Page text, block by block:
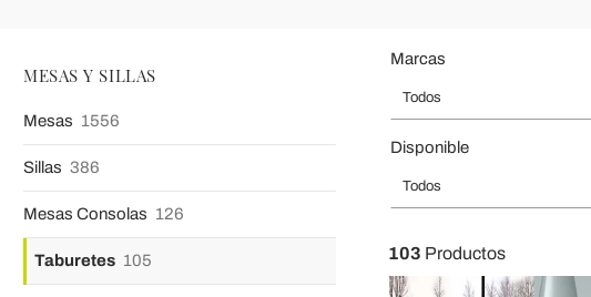
MESAS Y SILLAS
Mesas 1556
Sillas 386
Mesas Consolas 126
Taburetes 105
Marcas
Todos
Disponible
Todos
103 Productos